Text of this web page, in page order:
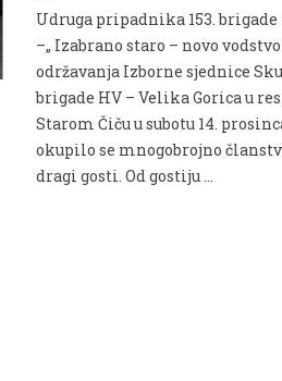
Udruga pripadnika 153.
–„ Izabrano staro – novo
održavanja Izborne sjednice
brigade HV – Velika Gorica u
Starom Čiču u subotu 14.
okupilo se mnogobrojno
dragi gosti. Od gostiju …